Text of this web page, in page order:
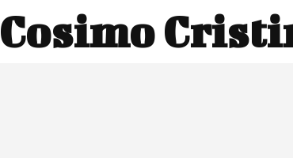
Cosimo